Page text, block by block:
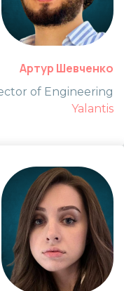
Артур Шевченко
of Engineering
Yalantis